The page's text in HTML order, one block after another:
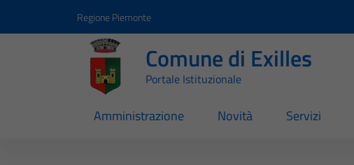
Regione Piemonte
Comune di Exilles
Portale Istituzionale
Amministrazione Novità Servizi